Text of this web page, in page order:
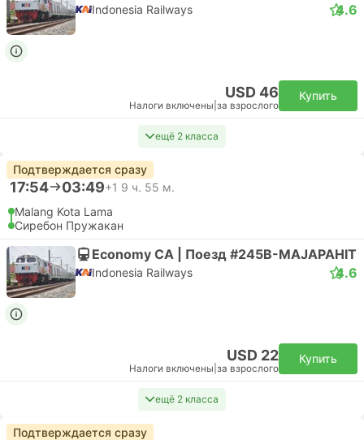
Indonesia Railways 4.6
USD 46
Налоги включены за взрослого
Купить
ещё 2 класса
Подтверждается сразу
17:54 03:49+1 9 ч. 55 м.
Malang Kota Lama
Сиребон Пружакан
Economy CA | Поезд #245B-MAJAPAHIT
Indonesia Railways 4.6
USD 22
Налоги включены за взрослого
Купить
ещё 2 класса
Подтверждается сразу